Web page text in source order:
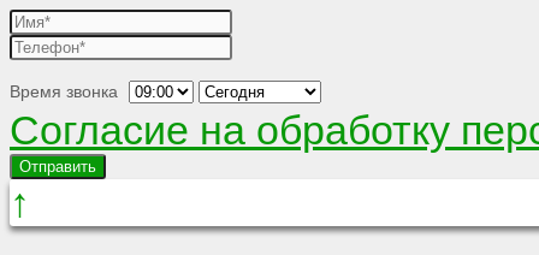
Время звонка
Согласие на обработку
Отправить
↑